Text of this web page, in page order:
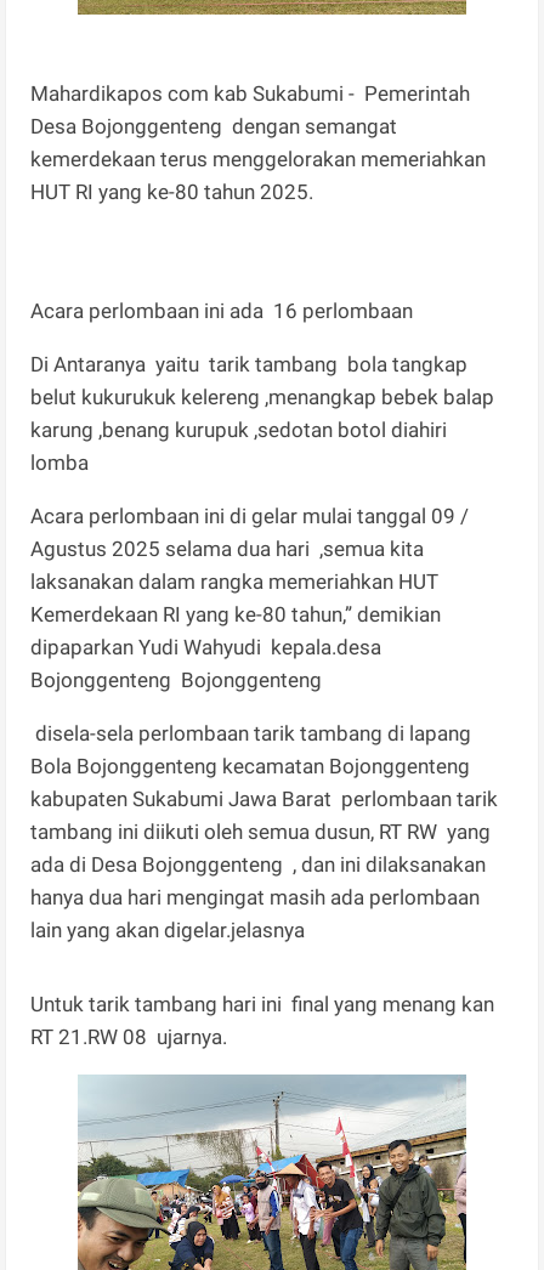
Mahardikapos com kab Sukabumi - Pemerintah
Desa Bojonggenteng dengan semangat
kemerdekaan terus menggelorakan memeriahkan
HUT RI yang ke-80 tahun 2025.
Acara perlombaan ini ada 16 perlombaan
Di Antaranya yaitu tarik tambang bola tangkap
belut kukurukuk kelereng ,menangkap bebek balap
karung ,benang kurupuk ,sedotan botol diahiri
lomba
Acara perlombaan ini di gelar mulai tanggal 09 /
Agustus 2025 selama dua hari ,semua kita
laksanakan dalam rangka memeriahkan HUT
Kemerdekaan RI yang ke-80 tahun,” demikian
dipaparkan Yudi Wahyudi kepala.desa
Bojonggenteng Bojonggenteng
disela-sela perlombaan tarik tambang di lapang
Bola Bojonggenteng kecamatan Bojonggenteng
kabupaten Sukabumi Jawa Barat perlombaan tarik
tambang ini diikuti oleh semua dusun, RT RW yang
ada di Desa Bojonggenteng , dan ini dilaksanakan
hanya dua hari mengingat masih ada perlombaan
lain yang akan digelar.jelasnya
Untuk tarik tambang hari ini final yang menang kan
RT 21.RW 08 ujarnya.